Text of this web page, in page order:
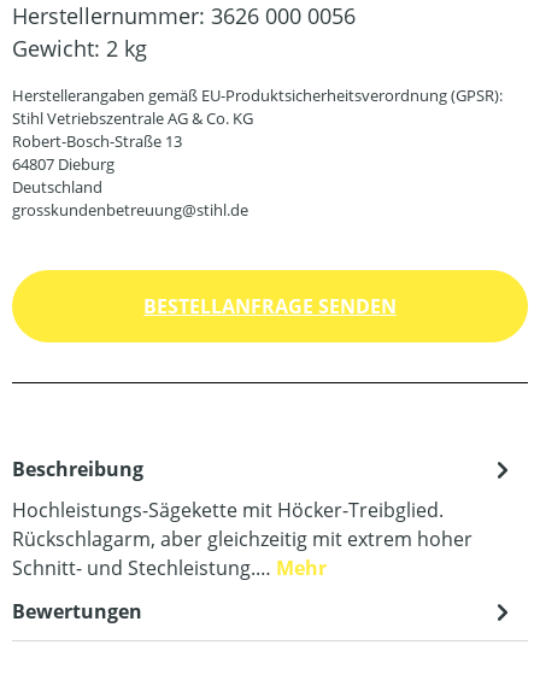
Herstellernummer: 3626 000 0056
Gewicht: 2 kg
Herstellerangaben gemäß EU-Produktsicherheitsverordnung (GPSR):
Stihl Vetriebszentrale AG & Co. KG
Robert-Bosch-Straße 13
64807 Dieburg
Deutschland
grosskundenbetreuung@stihl.de
BESTELLANFRAGE SENDEN
Beschreibung
Hochleistungs-Sägekette mit Höcker-Treibglied.
Rückschlagarm, aber gleichzeitig mit extrem hoher
Schnitt- und Stechleistung.… Mehr
Bewertungen